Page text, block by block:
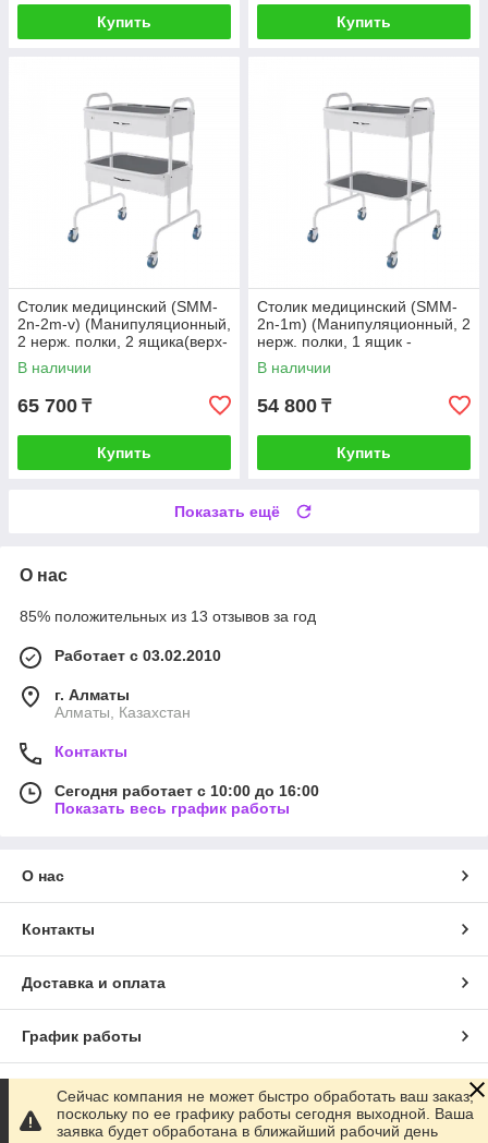
Купить Купить
Столик медицинский (SMM-
2n-2m-v) (Манипуляционный,
2 нерж. полки, 2 ящика(верх-
низ) - металл) С замком
В наличии
65 700 ₸
Купить
Столик медицинский (SMM-
2n-1m) (Манипуляционный, 2
нерж. полки, 1 ящик -
металл) Стандарт
В наличии
54 800 ₸
Купить
Показать ещё
О нас
85% положительных из 13 отзывов за год
Работает с 03.02.2010
г. Алматы
Алматы, Казахстан
Контакты
Сегодня работает с 10:00 до 16:00
Показать весь график работы
О нас
Контакты
Доставка и оплата
График работы
Полная версия сайта
Сейчас компания не может быстро обработать ваш заказ,
поскольку по ее графику работы сегодня выходной. Ваша
заявка будет обработана в ближайший рабочий день